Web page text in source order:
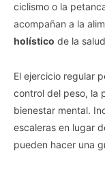
ciclismo o la
acompañan a la
holístico de la
El ejercicio regular
control del peso, la
bienestar mental.
escaleras en lugar
pueden hacer una